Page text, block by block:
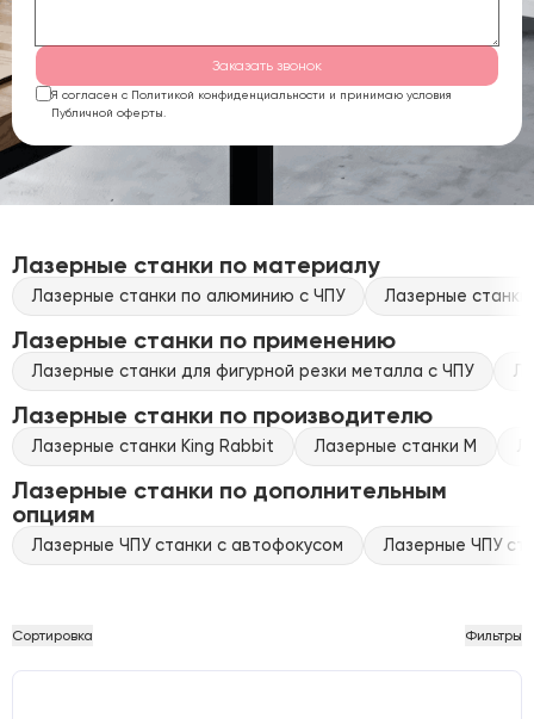
Заказать звонок
Я согласен с Политикой конфиденциальности и принимаю условия
Публичной оферты.
Лазерные станки по материалу
Лазерные станки по алюминию с ЧПУ Лазерные
Лазерные станки по применению
Лазерные станки для фигурной резки металла с ЧПУ
Лазерные станки по производителю
Лазерные станки King Rabbit Лазерные станки M
Лазерные станки по дополнительным
опциям
Лазерные ЧПУ станки с автофокусом Лазерные ЧПУ
Сортировка Фильтры